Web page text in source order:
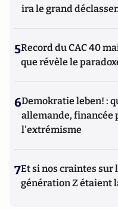
ira le grand
5Record du CAC 40
que révèle le
6Demokratie leben! :
allemande, financée
l'extrémisme
7Et si nos craintes sur
génération Z étaient